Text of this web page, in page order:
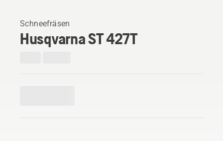
Schneefräsen
Husqvarna ST 427T